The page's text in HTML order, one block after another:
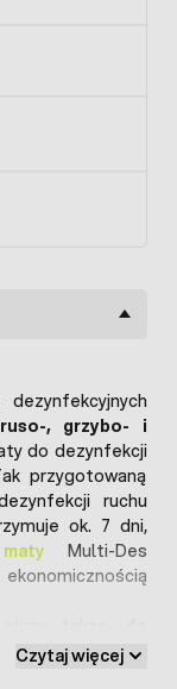
, grzybo- i
do dezynfekcji
przygotowaną
ruchu
ok. 7 dni,
Multi-Des
, a
Czytaj więcej